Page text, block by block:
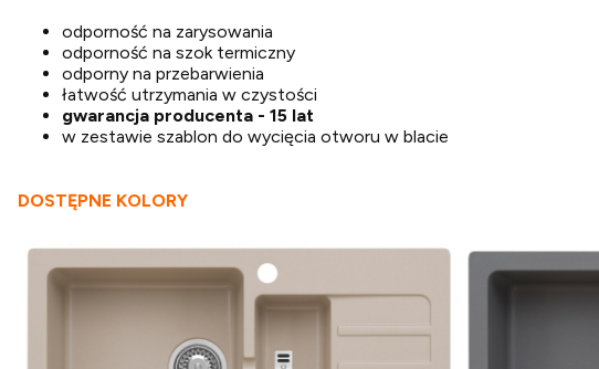
odporność na zarysowania
odporność na szok termiczny
odporny na przebarwienia
łatwość utrzymania w czystości
gwarancja producenta - 15 lat
w zestawie szablon do wycięcia otworu w blacie
DOSTĘPNE KOLORY